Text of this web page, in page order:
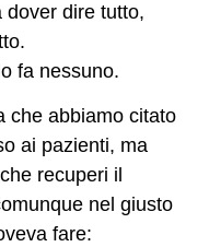
dover dire tutto,
fa nessuno.
che abbiamo citato
ai pazienti, ma
recuperi il
nel giusto
fare: